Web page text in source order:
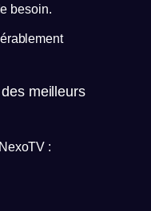
besoin.
meilleurs
: